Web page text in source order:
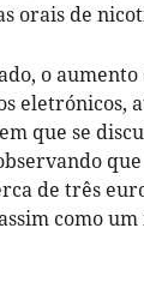
orais de
o aumento
eletrónicos,
que se
de três
como um